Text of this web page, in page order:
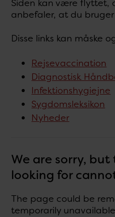
Siden kan være flyttet,
anbefaler, at du
Disse links kan måske
Rejsevaccination
Diagnostisk
Infektionshygiejne
Sygdomsleksikon
Nyheder
We are sorry,
looking for
The page could be
temporarily